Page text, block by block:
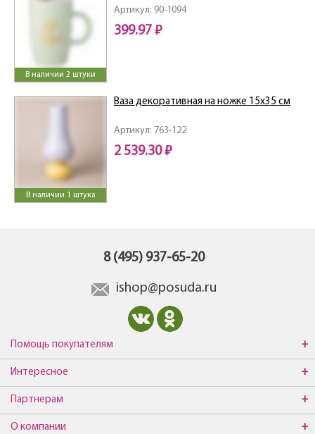
В наличии 2 штуки
Артикул: 90-1094
399.97 ₽
В наличии 1 штука
Артикул: 763-122
Ваза декоративная на ножке 15х35 см
2 539.30 ₽
8 (495) 937-65-20
ishop@posuda.ru
Помощь покупателям
Интересное
Партнерам
О компании